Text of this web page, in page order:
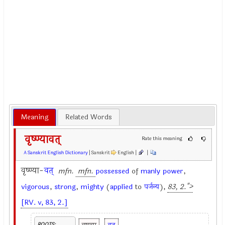
Meaning Related Words
Rate this meaning
वृष्ण्यावत्
A Sanskrit English Dictionary | Sanskrit English | |
वृष्ण्या-वत् mfn. mfn. possessed ofmanly power,
vigorous, strong, mighty (appliedtoपर्जन्य), 83, 2.">
[RV. v, 83, 2.]